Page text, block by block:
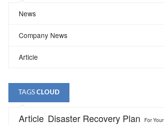
News
Company News
Article
TAGS CLOUD
Article Disaster Recovery Plan
For Your